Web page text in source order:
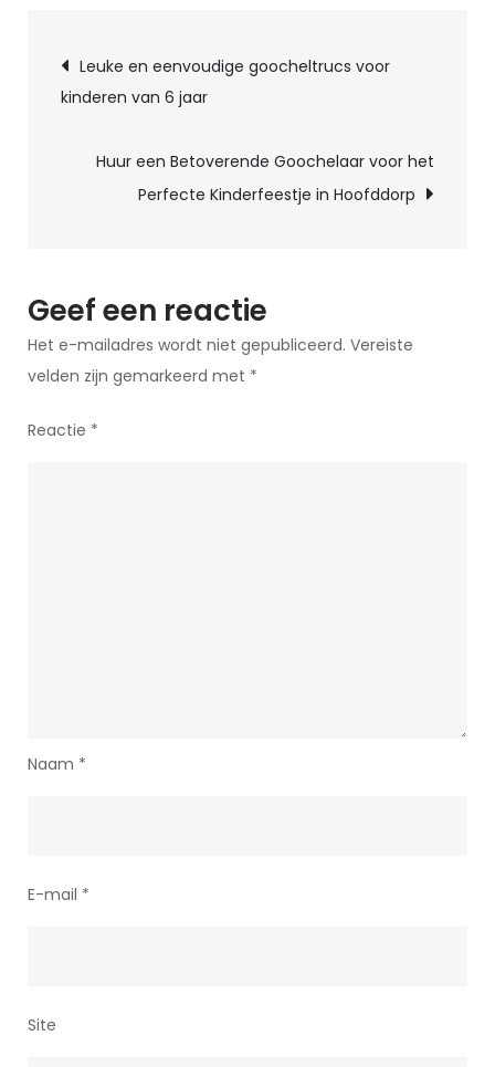
Rietjes:
Verbazen!
Berichtnavigatie
Leuke en eenvoudige goocheltrucs voor
kinderen van 6 jaar
Huur een Betoverende Goochelaar voor het
Perfecte Kinderfeestje in Hoofddorp
Geef een reactie
Het e-mailadres wordt niet gepubliceerd. Vereiste
velden zijn gemarkeerd met *
Reactie *
Naam *
E-mail *
Site